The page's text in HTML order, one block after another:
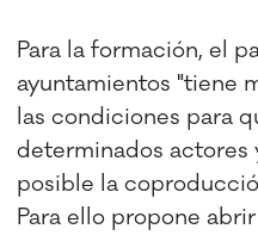
Para la formación, el
ayuntamientos "tiene
las condiciones para
determinados actores
posible la
Para ello propone